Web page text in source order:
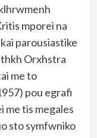
mporei na
parousiastike
Orxhstra
me to
pou egrafi
me tis megales
sto symfwniko